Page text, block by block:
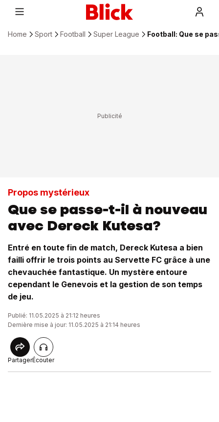
Home Sport Football Super League Football: Que se
Propos mystérieux
Que se passe-t-il à nouveau
avec Dereck Kutesa?
Entré en toute fin de match, Dereck Kutesa a bien
failli offrir le trois points au Servette FC grâce à une
chevauchée fantastique. Un mystère entoure
cependant le Genevois et la gestion de son temps
de jeu.
Publié: 11.05.2025 à 21:12 heures
Dernière mise à jour: 11.05.2025 à 21:14 heures
PartagerÉcouter